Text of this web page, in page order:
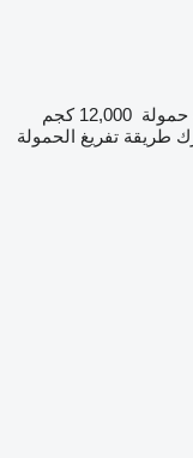
حمولة 12,000 كجم
طريقة تفريغ الحمولة